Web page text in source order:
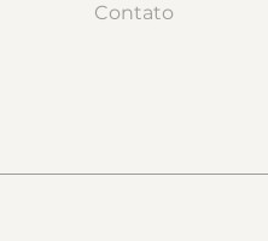
Contato